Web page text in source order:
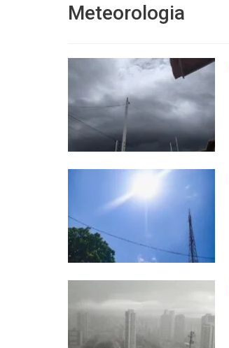
Meteorologia